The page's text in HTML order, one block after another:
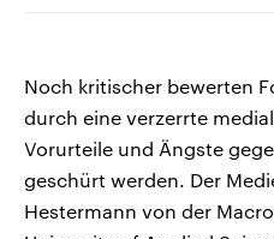
Noch kritischer bewerten
durch eine verzerrte
Vorurteile und Ängste
geschürt werden. Der
Hestermann von der